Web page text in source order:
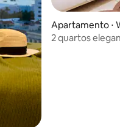
Apartamento ⋅
2 quartos